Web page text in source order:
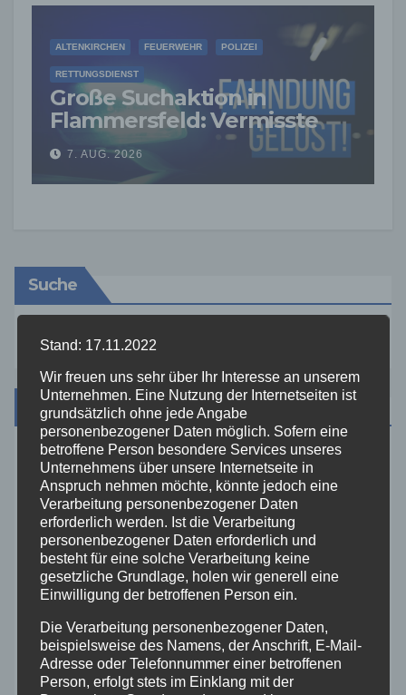
ALTENKIRCHEN FEUERWEHR POLIZEI
RETTUNGSDIENST
Große Suchaktion in
Flammersfeld: Vermisste
Person wohlbehalten
gefunden
7. AUG. 2026
Suche
Kategorien
Aktuelles
Allgemein
Altenkirchen
Bundespolizei
Feuerwehr
Stand: 17.11.2022
Wir freuen uns sehr über Ihr Interesse an unserem
Unternehmen. Eine Nutzung der Internetseiten ist
grundsätzlich ohne jede Angabe
personenbezogener Daten möglich. Sofern eine
betroffene Person besondere Services unseres
Unternehmens über unsere Internetseite in
Anspruch nehmen möchte, könnte jedoch eine
Verarbeitung personenbezogener Daten
erforderlich werden. Ist die Verarbeitung
personenbezogener Daten erforderlich und
besteht für eine solche Verarbeitung keine
gesetzliche Grundlage, holen wir generell eine
Einwilligung der betroffenen Person ein.
Die Verarbeitung personenbezogener Daten,
beispielsweise des Namens, der Anschrift, E-Mail-
Adresse oder Telefonnummer einer betroffenen
Person, erfolgt stets im Einklang mit der